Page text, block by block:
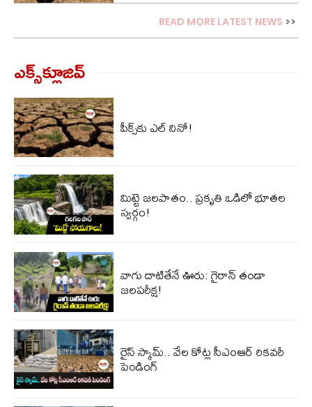
READ MORE LATEST NEWS >>
ఎక్స్‌క్లూజివ్‌
పీక్స్‌కు ఎల్‌ నినో!
మిట్టె జలపాతం.. ప్రకృతి ఒడిలో భూతల
స్వర్గం!
వాగు దాటితేనే ఊరు: గైరాన్ తండా
జలపరీక్ష!
రైస్ స్కామ్.. వేల కోట్ల‌ సీఎంఆర్ రికవరీ
పెండింగ్